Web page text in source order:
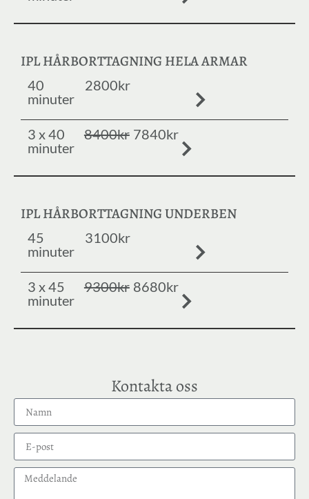
IPL HÅRBORTTAGNING HELA ARMAR
40
minuter
2800kr
3 x 40
minuter
8400kr 7840kr
IPL HÅRBORTTAGNING UNDERBEN
45
minuter
3100kr
3 x 45
minuter
9300kr 8680kr
Kontakta oss